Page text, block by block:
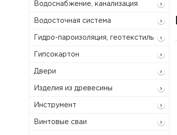
Водоснабжение, канализация
Водосточная система
Гидро-пароизоляция, геотекстиль
Гипсокартон
Двери
Изделия из древесины
Инструмент
Винтовые сваи